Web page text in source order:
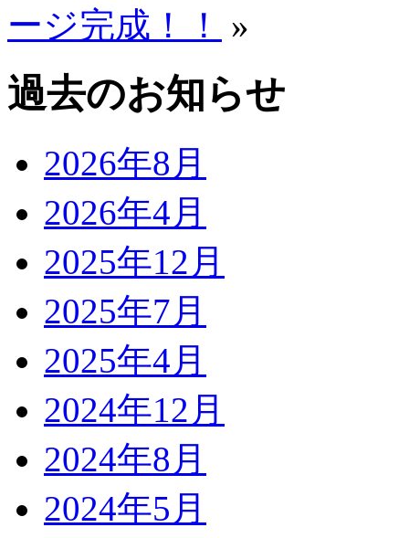
ージ完成！！
»
過去のお知らせ
2026年8月
2026年4月
2025年12月
2025年7月
2025年4月
2024年12月
2024年8月
2024年5月